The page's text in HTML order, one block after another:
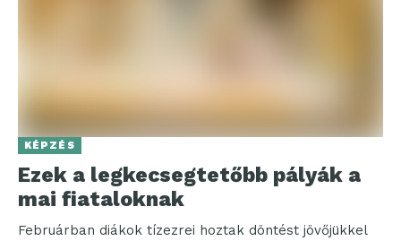
KÉPZÉS
Ezek a legkecsegtetőbb pályák a
mai fiataloknak
Februárban diákok tízezrei hoztak döntést jövőjükkel